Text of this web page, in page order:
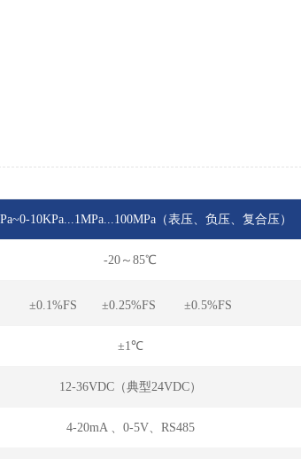
10KPa...1MPa...100MPa（表压、负压、复合压）
-20～85℃
±0.1%FS ±0.25%FS ±0.5%FS
±1℃
12-36VDC（典型24VDC）
4-20mA 、0-5V、RS485